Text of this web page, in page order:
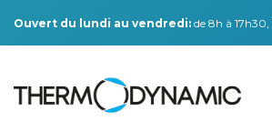
Ouvert du lundi au vendredi: de 8h à 17h30,